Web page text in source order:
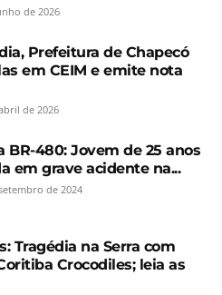
de 2026
Prefeitura de Chapecó
em CEIM e emite nota
de 2026
BR-480: Jovem de 25 anos
em grave acidente na...
de 2024
Tragédia na Serra com
Crocodiles; leia as